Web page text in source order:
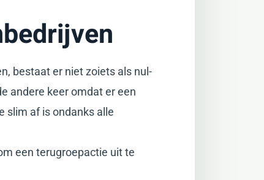
bestaat er niet zoiets als nul-
andere keer omdat er een
slim af is ondanks alle
een terugroepactie uit te